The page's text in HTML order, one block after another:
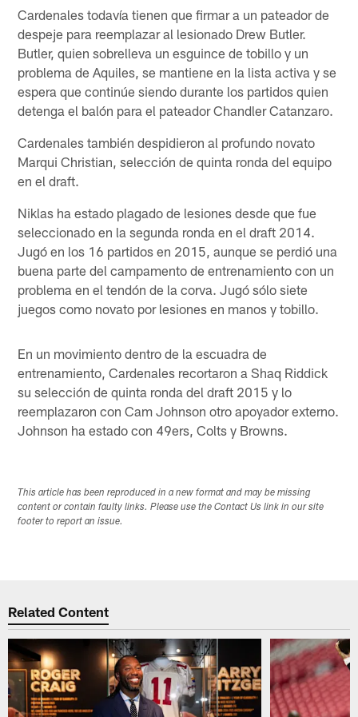
Cardenales todavía tienen que firmar a un pateador de
despeje para reemplazar al lesionado Drew Butler.
Butler, quien sobrelleva un esguince de tobillo y un
problema de Aquiles, se mantiene en la lista activa y se
espera que continúe siendo durante los partidos quien
detenga el balón para el pateador Chandler Catanzaro.
Cardenales también despidieron al profundo novato
Marqui Christian, selección de quinta ronda del equipo
en el draft.
Niklas ha estado plagado de lesiones desde que fue
seleccionado en la segunda ronda en el draft 2014.
Jugó en los 16 partidos en 2015, aunque se perdió una
buena parte del campamento de entrenamiento con un
problema en el tendón de la corva. Jugó sólo siete
juegos como novato por lesiones en manos y tobillo.
En un movimiento dentro de la escuadra de
entrenamiento, Cardenales recortaron a Shaq Riddick
su selección de quinta ronda del draft 2015 y lo
reemplazaron con Cam Johnson otro apoyador externo.
Johnson ha estado con 49ers, Colts y Browns.
This article has been reproduced in a new format and may be missing
content or contain faulty links. Please use the Contact Us link in our site
footer to report an issue.
Related Content